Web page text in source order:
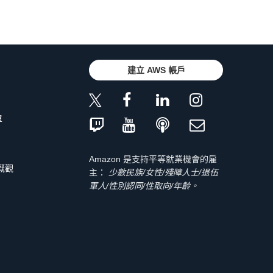
觀
建立 AWS 帳戶
Amazon 是支持平等就業機會的雇
主：
少數民族/女性/殘障人士/退伍
軍人/性別認同/性取向/年齡。